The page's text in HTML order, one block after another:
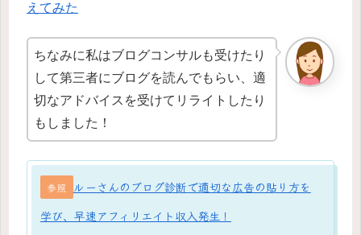
えてみた
ちなみに私はブログコンサルも受けたり
して第三者にブログを読んでもらい、適
切なアドバイスを受けてリライトしたり
もしました！
参照
ルーさんのブログ診断で適切な広告の貼り方を
学び、早速アフィリエイト収入発生！